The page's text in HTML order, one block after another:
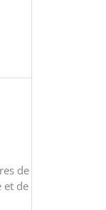
de
et de